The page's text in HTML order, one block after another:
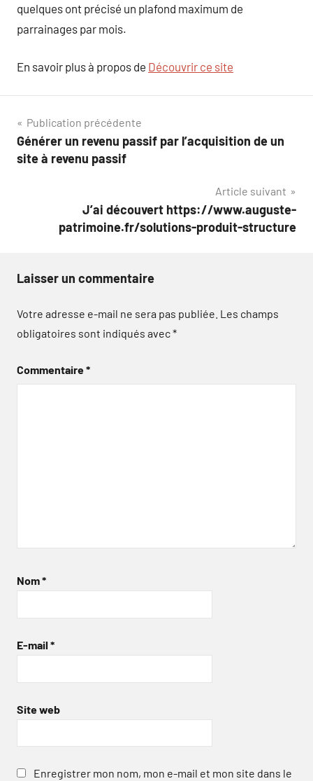
quelques ont précisé un plafond maximum de
parrainages par mois.
En savoir plus à propos de Découvrir ce site
Navigation
de
Publication précédente
Générer un revenu passif par l’acquisition de un
site à revenu passif
Article suivant
J’ai découvert https://www.auguste-
patrimoine.fr/solutions-produit-structure
Laisser un commentaire
Votre adresse e-mail ne sera pas publiée. Les champs
obligatoires sont indiqués avec*
Commentaire*
Nom*
E-mail *
Site web
Enregistrer mon nom, mon e-mail et mon site dans le